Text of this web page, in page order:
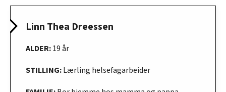
Linn Thea Dreessen
ALDER:19 år
STILLING:Lærling helsefagarbeider